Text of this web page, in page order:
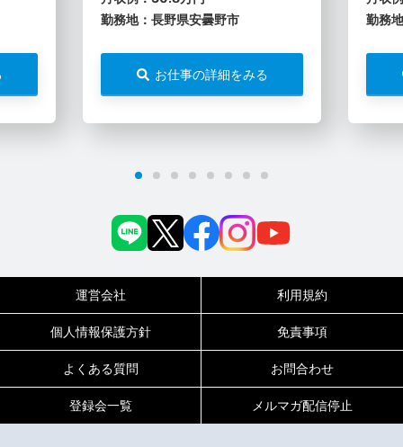
0120-717-450
勤務地：長野県安曇野市
お仕事の詳細をみる
勤務
運営会社 利用規約
個人情報保護方針 免責事項
よくある質問 お問合わせ
登録会一覧 メルマガ配信停止